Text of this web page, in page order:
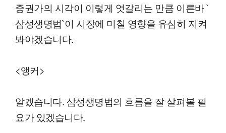
증권가의 시각이 이렇게 엇갈리는 만큼 이른바 `
삼성생명법`이 시장에 미칠 영향을 유심히 지켜
봐야겠습니다.
<앵커>
알겠습니다. 삼성생명법의 흐름을 잘 살펴볼 필
요가 있겠습니다.